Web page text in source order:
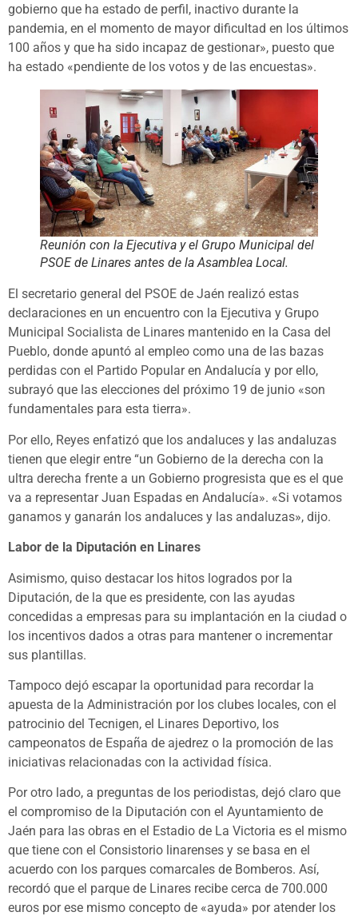
gobierno que ha estado de perfil, inactivo durante la
pandemia, en el momento de mayor dificultad en los últimos
100 años y que ha sido incapaz de gestionar», puesto que
ha estado «pendiente de los votos y de las encuestas».
Reunión con la Ejecutiva y el Grupo Municipal del
PSOE de Linares antes de la Asamblea Local.
El secretario general del PSOE de Jaén realizó estas
declaraciones en un encuentro con la Ejecutiva y Grupo
Municipal Socialista de Linares mantenido en la Casa del
Pueblo, donde apuntó al empleo como una de las bazas
perdidas con el Partido Popular en Andalucía y por ello,
subrayó que las elecciones del próximo 19 de junio «son
fundamentales para esta tierra».
Por ello, Reyes enfatizó que los andaluces y las andaluzas
tienen que elegir entre “un Gobierno de la derecha con la
ultra derecha frente a un Gobierno progresista que es el que
va a representar Juan Espadas en Andalucía». «Si votamos
ganamos y ganarán los andaluces y las andaluzas», dijo.
Labor de la Diputación en Linares
Asimismo, quiso destacar los hitos logrados por la
Diputación, de la que es presidente, con las ayudas
concedidas a empresas para su implantación en la ciudad o
los incentivos dados a otras para mantener o incrementar
sus plantillas.
Tampoco dejó escapar la oportunidad para recordar la
apuesta de la Administración por los clubes locales, con el
patrocinio del Tecnigen, el Linares Deportivo, los
campeonatos de España de ajedrez o la promoción de las
iniciativas relacionadas con la actividad física.
Por otro lado, a preguntas de los periodistas, dejó claro que
el compromiso de la Diputación con el Ayuntamiento de
Jaén para las obras en el Estadio de La Victoria es el mismo
que tiene con el Consistorio linarenses y se basa en el
acuerdo con los parques comarcales de Bomberos. Así,
recordó que el parque de Linares recibe cerca de 700.000
euros por ese mismo concepto de «ayuda» por atender los